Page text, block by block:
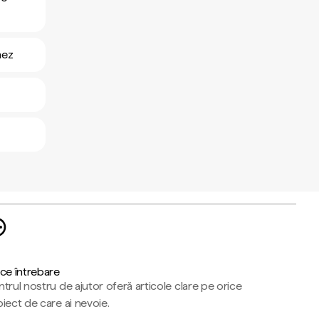
întrebare
nostru de ajutor oferă articole clare pe orice
de care ai nevoie.